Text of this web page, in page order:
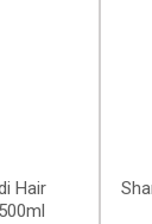
Hair